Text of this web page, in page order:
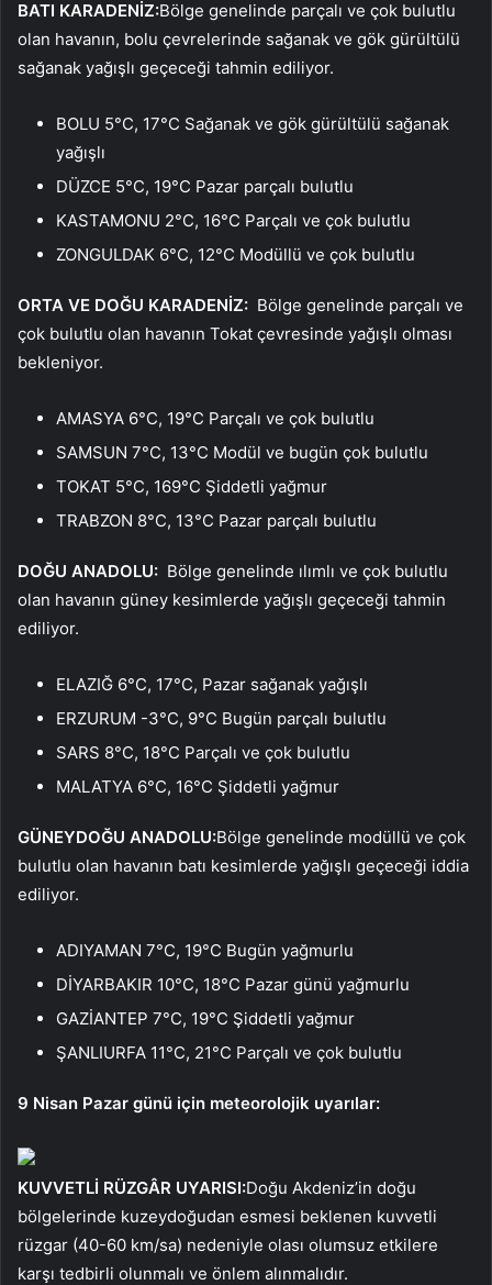
BATI KARADENİZ:Bölge genelinde parçalı ve çok bulutlu
olan havanın, bolu çevrelerinde sağanak ve gök gürültülü
sağanak yağışlı geçeceği tahmin ediliyor.
BOLU 5°C, 17°C Sağanak ve gök gürültülü sağanak
yağışlı
DÜZCE 5°C, 19°C Pazar parçalı bulutlu
KASTAMONU 2°C, 16°C Parçalı ve çok bulutlu
ZONGULDAK 6°C, 12°C Modüllü ve çok bulutlu
ORTA VE DOĞU KARADENİZ: Bölge genelinde parçalı ve
çok bulutlu olan havanın Tokat çevresinde yağışlı olması
bekleniyor.
AMASYA 6°C, 19°C Parçalı ve çok bulutlu
SAMSUN 7°C, 13°C Modül ve bugün çok bulutlu
TOKAT 5°C, 169°C Şiddetli yağmur
TRABZON 8°C, 13°C Pazar parçalı bulutlu
DOĞU ANADOLU: Bölge genelinde ılımlı ve çok bulutlu
olan havanın güney kesimlerde yağışlı geçeceği tahmin
ediliyor.
ELAZIĞ 6°C, 17°C, Pazar sağanak yağışlı
ERZURUM -3°C, 9°C Bugün parçalı bulutlu
SARS 8°C, 18°C ​​​Parçalı ve çok bulutlu
MALATYA 6°C, 16°C Şiddetli yağmur
GÜNEYDOĞU ANADOLU:Bölge genelinde modüllü ve çok
bulutlu olan havanın batı kesimlerde yağışlı geçeceği iddia
ediliyor.
ADIYAMAN 7°C, 19°C Bugün yağmurlu
DİYARBAKIR 10°C, 18°C ​​Pazar günü yağmurlu
GAZİANTEP 7°C, 19°C Şiddetli yağmur
ŞANLIURFA 11°C, 21°C Parçalı ve çok bulutlu
9 Nisan Pazar günü için meteorolojik uyarılar:
KUVVETLİ RÜZGÂR UYARISI:Doğu Akdeniz’in doğu
bölgelerinde kuzeydoğudan esmesi beklenen kuvvetli
rüzgar (40-60 km/sa) nedeniyle olası olumsuz etkilere
karşı tedbirli olunmalı ve önlem alınmalıdır.